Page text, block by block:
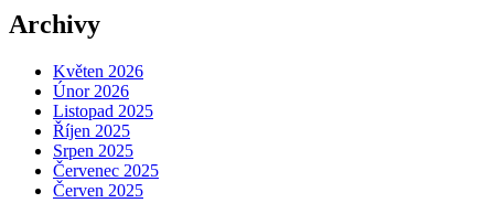
Archivy
Květen 2026
Únor 2026
Listopad 2025
Říjen 2025
Srpen 2025
Červenec 2025
Červen 2025